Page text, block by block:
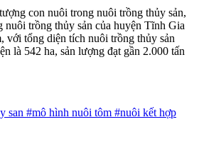
con nuôi trong nuôi trồng thủy sản,
nuôi trồng thủy sản của huyện Tĩnh Gia
với tổng diện tích nuôi trồng thủy sản
là 542 ha, sản lượng đạt gần 2.000 tấn
san #mô hình nuôi tôm #nuôi kết hợp